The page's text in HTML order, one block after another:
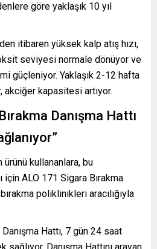
göre yaklaşık 10 yıl
itibaren yüksek kalp atış hızı,
seviyesi normale dönüyor ve
güçleniyor. Yaklaşık 2-12 hafta
akciğer kapasitesi artıyor.
Danışma Hattı
ürünü kullananlara, bu
için ALO 171 Sigara Bırakma
poliklinikleri aracılığıyla
Hattı, 7 gün 24 saat
Danışma Hattını arayan